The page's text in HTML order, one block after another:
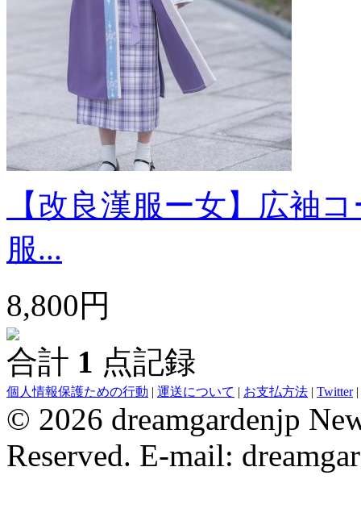
【改良漢服ー女】広袖
服...
8,800円
合計 1 点記録
evening dresses Wedding Party Dresses bridesmaid dresses Robe De
個人情報保護ための行動 | 運送について | お支払方法 | Twitter|
© 2026 dreamgardenjp
Reserved. E-mail: